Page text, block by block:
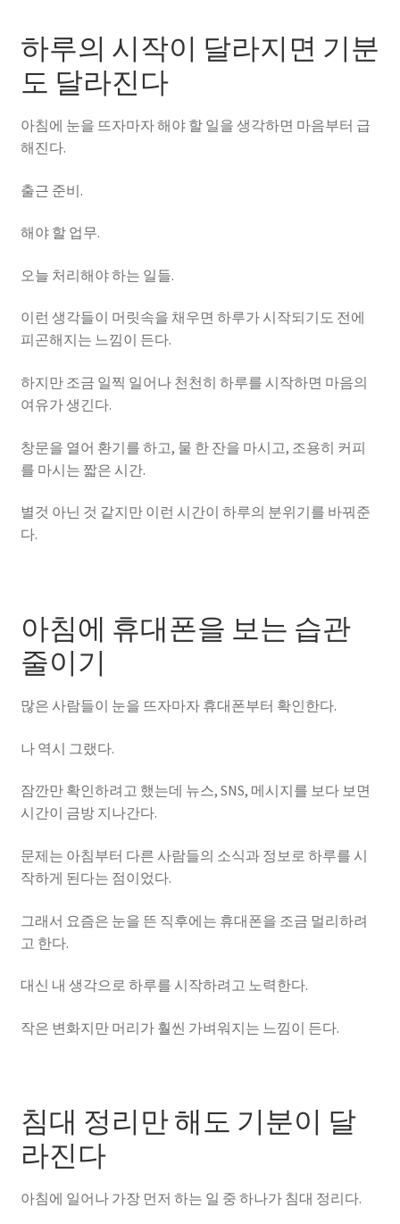
하루의 시작이 달라지면 기분
도 달라진다
아침에 눈을 뜨자마자 해야 할 일을 생각하면 마음부터 급
해진다.
출근 준비.
해야 할 업무.
오늘 처리해야 하는 일들.
이런 생각들이 머릿속을 채우면 하루가 시작되기도 전에
피곤해지는 느낌이 든다.
하지만 조금 일찍 일어나 천천히 하루를 시작하면 마음의
여유가 생긴다.
창문을 열어 환기를 하고, 물 한 잔을 마시고, 조용히 커피
를 마시는 짧은 시간.
별것 아닌 것 같지만 이런 시간이 하루의 분위기를 바꿔준
다.
아침에 휴대폰을 보는 습관
줄이기
많은 사람들이 눈을 뜨자마자 휴대폰부터 확인한다.
나 역시 그랬다.
잠깐만 확인하려고 했는데 뉴스, SNS, 메시지를 보다 보면
시간이 금방 지나간다.
문제는 아침부터 다른 사람들의 소식과 정보로 하루를 시
작하게 된다는 점이었다.
그래서 요즘은 눈을 뜬 직후에는 휴대폰을 조금 멀리하려
고 한다.
대신 내 생각으로 하루를 시작하려고 노력한다.
작은 변화지만 머리가 훨씬 가벼워지는 느낌이 든다.
침대 정리만 해도 기분이 달
라진다
아침에 일어나 가장 먼저 하는 일 중 하나가 침대 정리다.